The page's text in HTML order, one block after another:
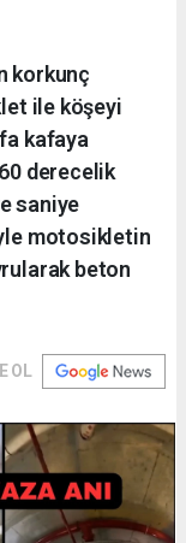
korkunç
ile köşeyi
kafaya
derecelik
saniye
motosikletin
beton
OL